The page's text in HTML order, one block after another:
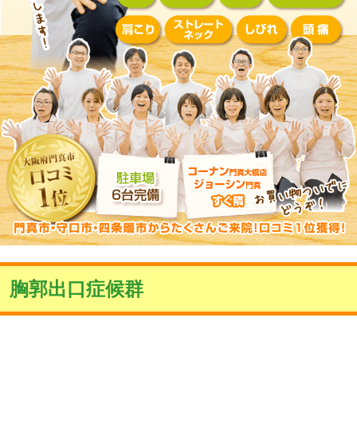
胸郭出口症候群